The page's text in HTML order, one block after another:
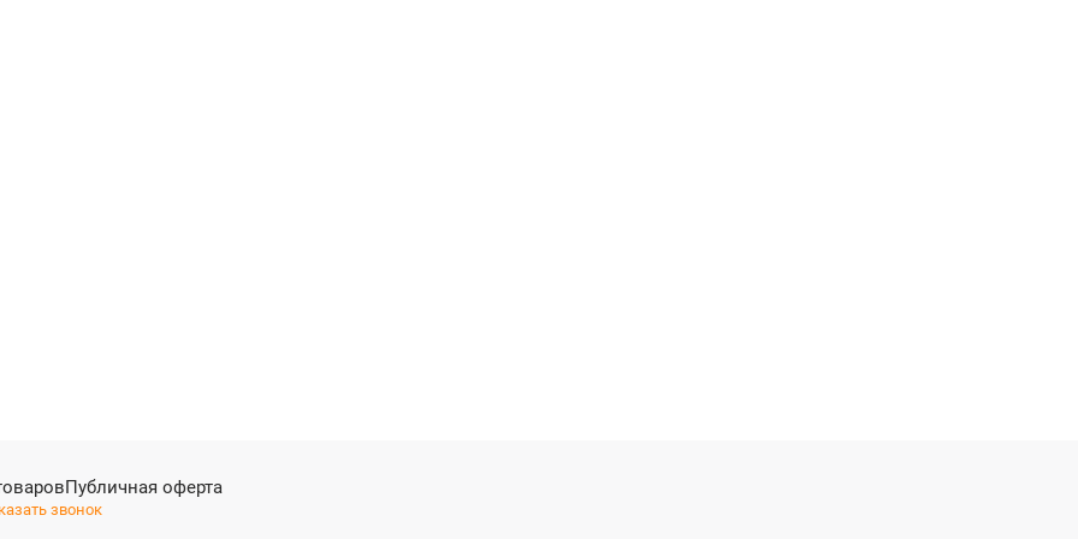
Публичная оферта
звонок